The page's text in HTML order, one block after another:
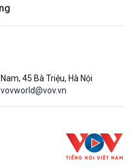
45 Bà Triệu, Hà Nội